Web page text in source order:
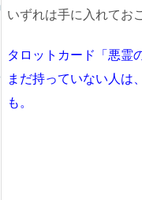
いずれは手に入れてお
タロットカード「悪霊
まだ持っていない人は
も。